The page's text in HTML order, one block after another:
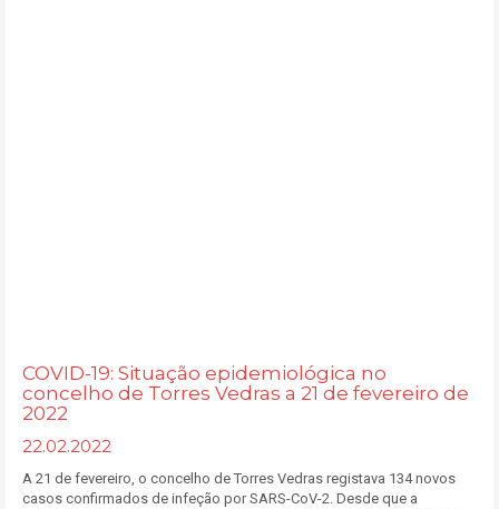
COVID-19: Situação epidemiológica no
concelho de Torres Vedras a 21 de fevereiro de
2022
22.02.2022
A 21 de fevereiro, o concelho de Torres Vedras registava 134 novos
casos confirmados de infeção por SARS-CoV-2. Desde que a